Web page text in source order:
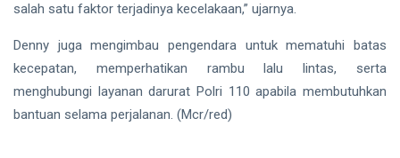
salah satu faktor terjadinya kecelakaan,” ujarnya.
Denny juga mengimbau pengendara untuk mematuhi batas
kecepatan, memperhatikan rambu lalu lintas, serta
menghubungi layanan darurat Polri 110 apabila membutuhkan
bantuan selama perjalanan. (Mcr/red)